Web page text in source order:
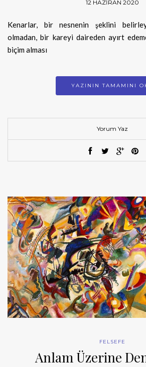
12 HAZIRAN 2020
Kenarlar, bir nesnenin şeklini
olmadan, bir kareyi daireden ayırt
biçim alması
YAZININ TAMAMINI
Yorum Yaz
FELSEFE
Anlam Üzerine